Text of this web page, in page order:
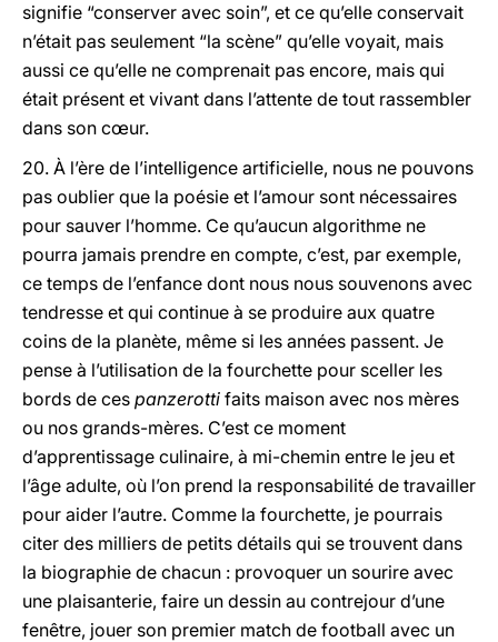
signifie “conserver avec soin”, et ce qu’elle conservait
n’était pas seulement “la scène” qu’elle voyait, mais
aussi ce qu’elle ne comprenait pas encore, mais qui
était présent et vivant dans l’attente de tout rassembler
dans son cœur.
20. À l’ère de l’intelligence artificielle, nous ne pouvons
pas oublier que la poésie et l’amour sont nécessaires
pour sauver l’homme. Ce qu’aucun algorithme ne
pourra jamais prendre en compte, c’est, par exemple,
ce temps de l’enfance dont nous nous souvenons avec
tendresse et qui continue à se produire aux quatre
coins de la planète, même si les années passent. Je
pense à l’utilisation de la fourchette pour sceller les
bords de ces panzerotti faits maison avec nos mères
ou nos grands-mères. C’est ce moment
d’apprentissage culinaire, à mi-chemin entre le jeu et
l’âge adulte, où l’on prend la responsabilité de travailler
pour aider l’autre. Comme la fourchette, je pourrais
citer des milliers de petits détails qui se trouvent dans
la biographie de chacun : provoquer un sourire avec
une plaisanterie, faire un dessin au contrejour d’une
fenêtre, jouer son premier match de football avec un